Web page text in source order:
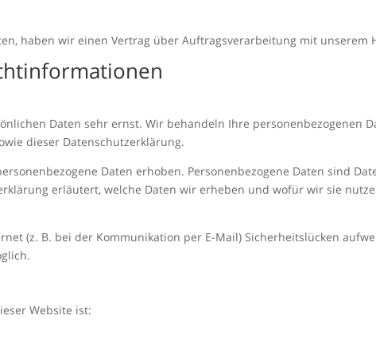
haben wir einen Vertrag über Auftragsverarbeitung mit unserem
Daten sehr ernst. Wir behandeln Ihre personenbezogenen
dieser Datenschutzerklärung.
Daten erhoben. Personenbezogene Daten sind
erläutert, welche Daten wir erheben und wofür wir sie
(z. B. bei der Kommunikation per E-Mail) Sicherheitslücken
Website ist: